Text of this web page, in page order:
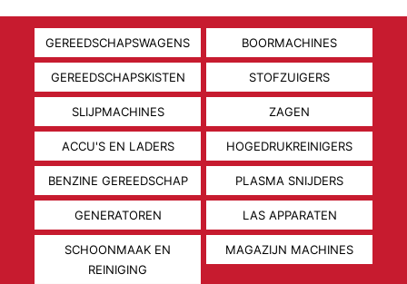
GEREEDSCHAPSWAGENS BOORMACHINES
GEREEDSCHAPSKISTEN STOFZUIGERS
SLIJPMACHINES ZAGEN
ACCU'S EN LADERS HOGEDRUKREINIGERS
BENZINE GEREEDSCHAP PLASMA SNIJDERS
GENERATOREN LAS APPARATEN
SCHOONMAAK EN
REINIGING
MAGAZIJN MACHINES